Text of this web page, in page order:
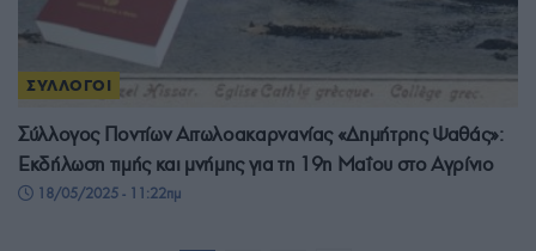
ΣΥΛΛΟΓΟΙ
Σύλλογος Ποντίων Αιτωλοακαρνανίας «Δημήτρης Ψαθάς»:
Εκδήλωση τιμής και μνήμης για τη 19η Μαΐου στο Αγρίνιο
18/05/2025 - 11:22πμ